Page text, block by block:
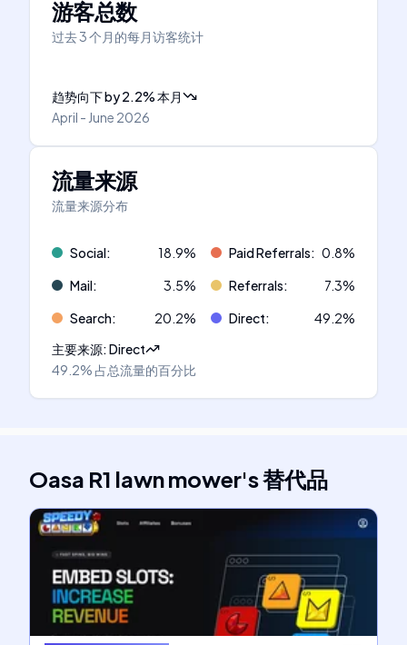
游客总数
过去 3 个月的每月访客统计
趋势向下by2.2%本月
April - June 2026
流量来源
流量来源分布
Social: 18.9% Paid Referrals: 0.8%
Mail: 3.5% Referrals: 7.3%
Search: 20.2% Direct: 49.2%
主要来源:Direct
49.2%占总流量的百分比
Oasa R1 lawn mower's替代品